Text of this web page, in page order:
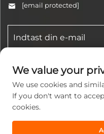
[email protected]
Jinzhi Pneumatic
We value your
We use cookies and
If you don't want to
cookies.